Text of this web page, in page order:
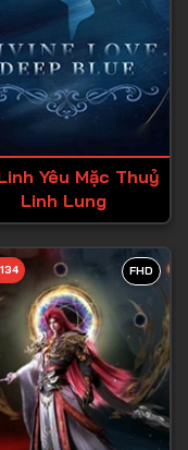
Yêu Mặc Thuỷ
Linh Lung
FHD